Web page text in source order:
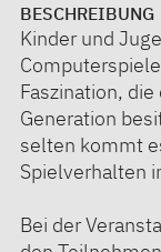
BESCHREIBUNG
Kinder und
Faszination,
Generation
selten kommt
Spielverhalten
Bei der